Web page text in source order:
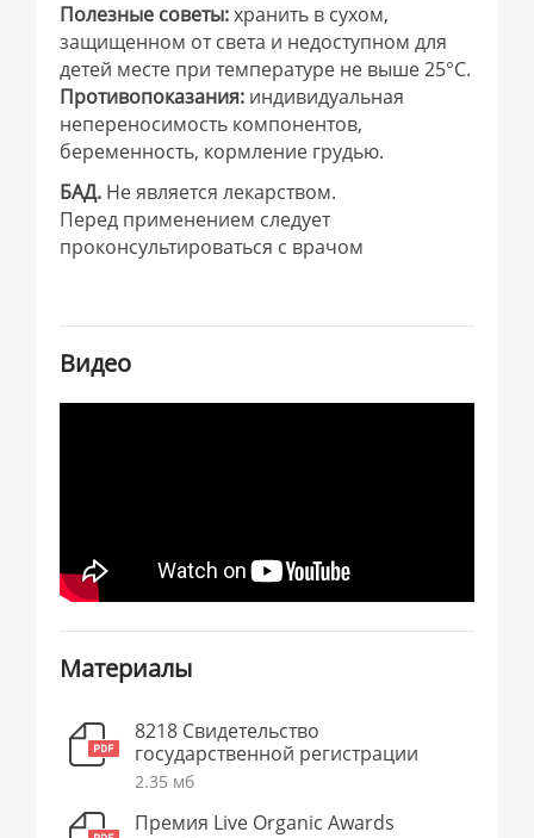
Полезные советы:хранить в сухом,
защищенном от света и недоступном для
детей месте при температуре не выше 25°С.
Противопоказания: индивидуальная
непереносимость компонентов,
беременность, кормление грудью.
БАД. Не является лекарством.
Перед применением следует
проконсультироваться с врачом
Видео
Материалы
8218 Свидетельство
государственной регистрации
2.35 мб
Премия Live Organic Awards